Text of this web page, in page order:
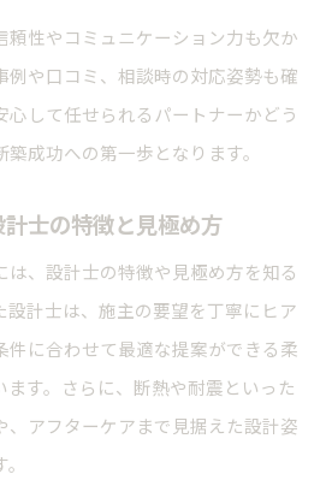
頼性やコミュニケーション力も欠か
例や口コミ、相談時の対応姿勢も確
心して任せられるパートナーかどう
成功への第一歩となります。
士の特徴と見極め方
は、設計士の特徴や見極め方を知る
設計士は、施主の要望を丁寧にヒア
件に合わせて最適な提案ができる柔
す。さらに、断熱や耐震といった
、アフターケアまで見据えた設計姿